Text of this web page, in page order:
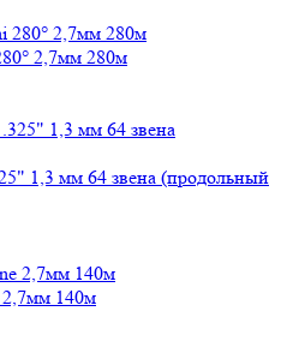
2,7мм 280м
1,3 мм 64 звена (продольный
2,7мм 140м